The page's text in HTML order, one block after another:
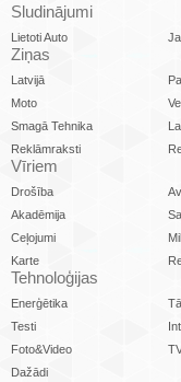
Sludinājumi
Lietoti Auto
Ziņas
Latvijā
Moto
Smagā Tehnika
Reklāmraksti
Vīriem
Drošība
Akadēmija
Ceļojumi
Karte
Tehnoloģijas
Enerģētika
Testi
Foto&Video
Dažādi